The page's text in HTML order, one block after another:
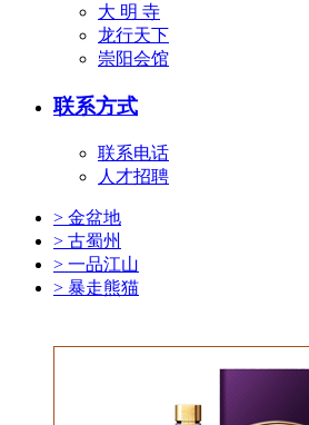
大 明 寺
龙行天下
崇阳会馆
联系方式
联系电话
人才招聘
> 金盆地
> 古蜀州
> 一品江山
> 暴走熊猫